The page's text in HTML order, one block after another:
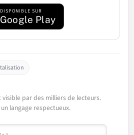
DISPONIBLE SUR
Google Play
par des milliers de lecteurs.
langage respectueux.